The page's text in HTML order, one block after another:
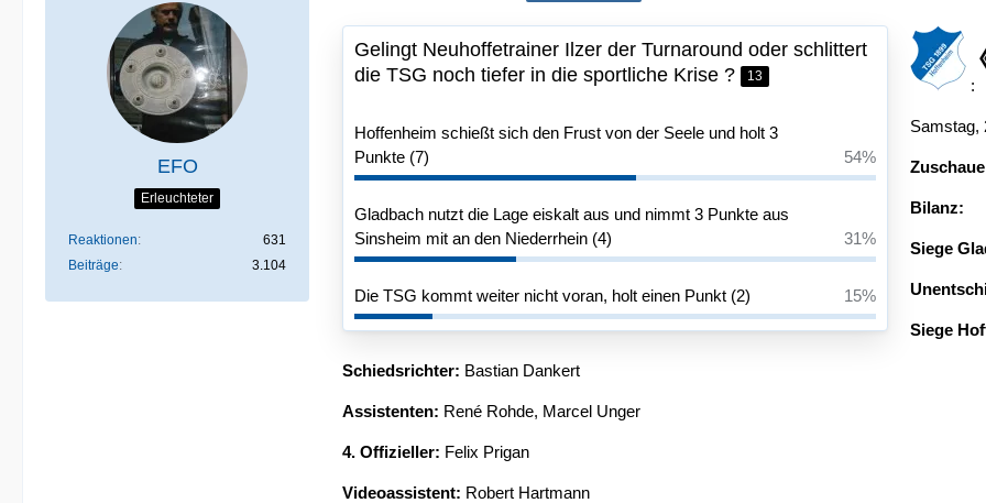
EFO
Erleuchteter
Reaktionen
631
Beiträge
3.104
Gelingt Neuhoffetrainer Ilzer der Turnaround oder schlittert
die TSG noch tiefer in die sportliche Krise ?
13
Hoffenheim schießt sich den Frust von der Seele und holt 3
Punkte (7)
54%
Gladbach nutzt die Lage eiskalt aus und nimmt 3 Punkte aus
Sinsheim mit an den Niederrhein (4)
31%
Die TSG kommt weiter nicht voran, holt einen Punkt (2) 15%
:
Samstag,
Bilanz:
Siege
Siege
Schiedsrichter: Bastian Dankert
Assistenten: René Rohde, Marcel Unger
4. Offizieller: Felix Prigan
Videoassistent: Robert Hartmann